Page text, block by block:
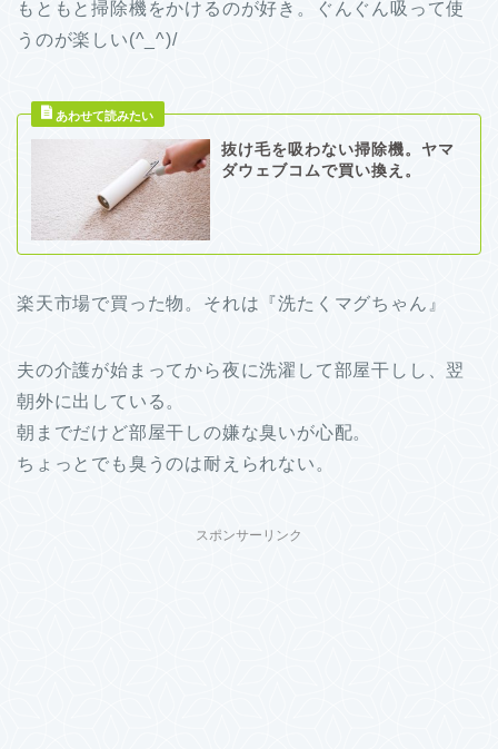
もともと掃除機をかけるのが好き。ぐんぐん吸って使
うのが楽しい(^_^)/
抜け毛を吸わない掃除機。ヤマ
ダウェブコムで買い換え。
楽天市場で買った物。それは『洗たくマグちゃん』
夫の介護が始まってから夜に洗濯して部屋干しし、翌
朝外に出している。
朝までだけど部屋干しの嫌な臭いが心配。
ちょっとでも臭うのは耐えられない。
スポンサーリンク